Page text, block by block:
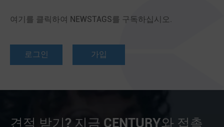
여기를 클릭하여 NEWSTAGS를 구독하십시오.
로그인 가입
견적 받기? 지금 CENTURY와 접촉